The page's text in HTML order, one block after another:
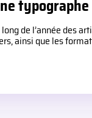
de l’année des
ainsi que les